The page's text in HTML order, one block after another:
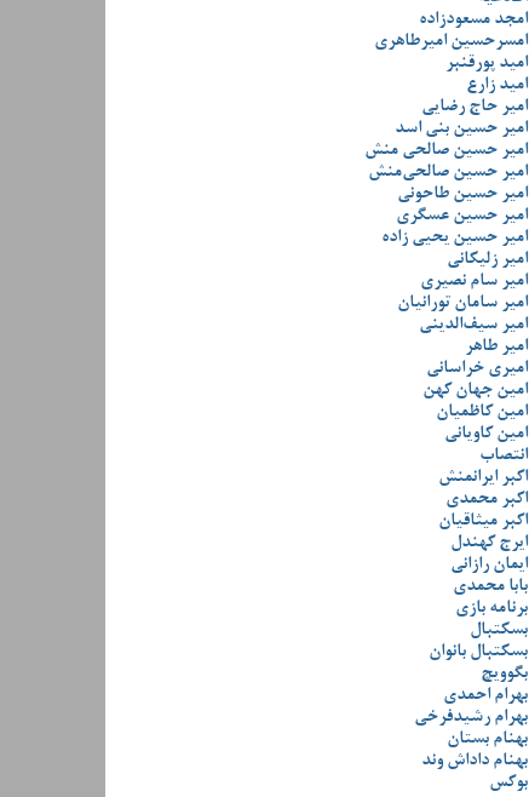
امجد مسعودزاده
امسرحسین امیرطاهری
امید پورقنبر
امید زارع
امیر حاج رضایی
امیر حسین بنی اسد
امیر حسین صالحی منش
امیر حسین صالحی‌منش
امیر حسین طاحونی
امیر حسین عسگری
امیر حسین یحیی زاده
امیر زلیکانی
امیر سام نصیری
امیر سامان تورانیان
امیر سیف‌الدینی
امیر طاهر
امیری خراسانی
امین جهان کهن
امین کاظمیان
امین کاویانی
انتصاب
اکبر ایرانمنش
اکبر محمدی
اکبر میثاقیان
ایرج کهندل
ایمان رازانی
بابا محمدی
برنامه بازی
بسکتبال
بسکتبال بانوان
بگوویچ
بهرام احمدی
بهرام رشیدفرخی
بهنام بستان
بهنام داداش وند
بوکس